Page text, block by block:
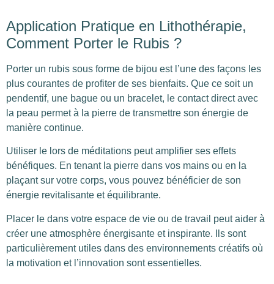
Application Pratique en Lithothérapie,
Comment Porter le Rubis ?
Porter un rubis sous forme de bijou est l’une des façons les
plus courantes de profiter de ses bienfaits. Que ce soit un
pendentif, une bague ou un bracelet, le contact direct avec
la peau permet à la pierre de transmettre son énergie de
manière continue.
Utiliser le lors de méditations peut amplifier ses effets
bénéfiques. En tenant la pierre dans vos mains ou en la
plaçant sur votre corps, vous pouvez bénéficier de son
énergie revitalisante et équilibrante.
Placer le dans votre espace de vie ou de travail peut aider à
créer une atmosphère énergisante et inspirante. Ils sont
particulièrement utiles dans des environnements créatifs où
la motivation et l’innovation sont essentielles.